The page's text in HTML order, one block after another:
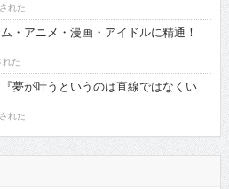
れた
・アニメ・漫画・アイドルに精通！
た
が叶うというのは直線ではなくい
れた